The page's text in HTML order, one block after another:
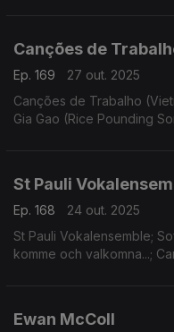
Canções de
Ep. 169
27 out. 2025
Canções de Trabalho
Gia Gao (Rice Pounding
St Pauli
Ep. 168
24 out. 2025
St Pauli Vokalensemble;
komme och valkomna...;
Ewan McColl